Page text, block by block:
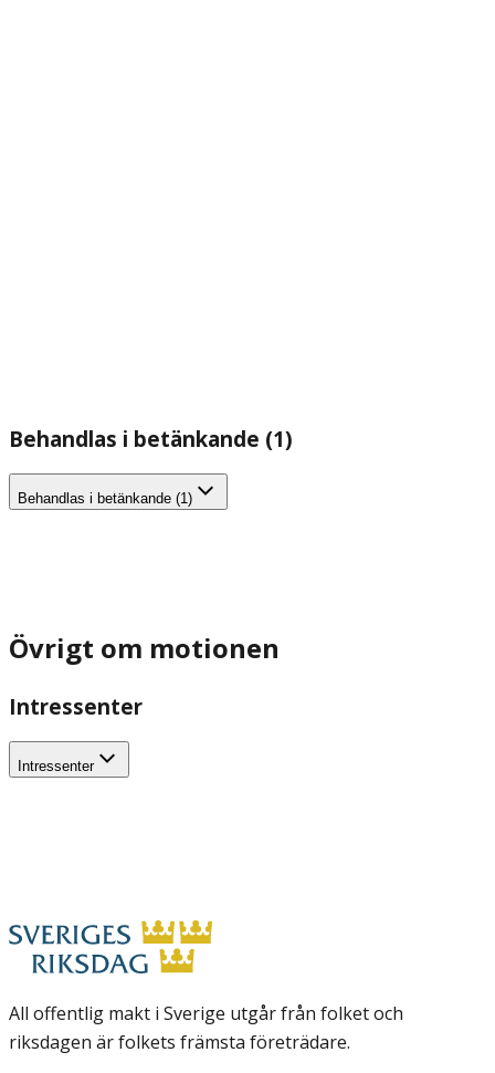
Behandlas i betänkande (1)
Behandlas i betänkande (1)
Övrigt om motionen
Intressenter
Intressenter
All offentlig makt i Sverige utgår från folket och
riksdagen är folkets främsta företrädare.